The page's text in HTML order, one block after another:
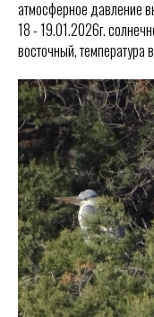
атмосферное давление
18 - 19.01.2026г.
восточный,